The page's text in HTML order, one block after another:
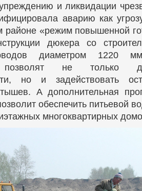
и ликвидации
аварию как
районе «режим повышенной
дюкера со
диаметром 1220
позволят не только
но и задействовать
А дополнительная
обеспечить питьевой
многоквартирных